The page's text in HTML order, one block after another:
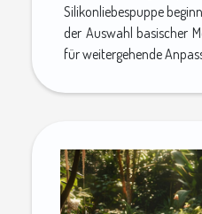
Silikonliebespuppe
der Auswahl basischer
für weitergehende